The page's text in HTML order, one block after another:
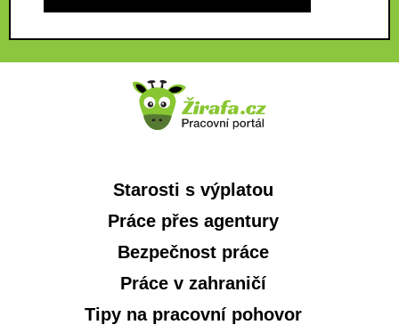
Starosti s výplatou
Práce přes agentury
Bezpečnost práce
Práce v zahraničí
Tipy na pracovní pohovor